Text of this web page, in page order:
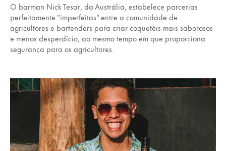
O barman Nick Tesar, da Austrália, estabelece parcerias
perfeitamente "imperfeitas" entre a comunidade de
agricultores e bartenders para criar coquetéis mais saborosos
e menos desperdício, ao mesmo tempo em que proporciona
segurança para os agricultores.